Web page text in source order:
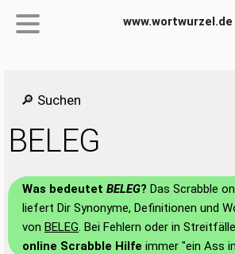
www.wortwurzel.de
🔎 Suchen
BELEG
Was bedeutet BELEG? Das Scrabble
liefert Dir Synonyme, Definitionen und
von BELEG. Bei Fehlern oder in
online Scrabble Hilfe immer "ein Ass